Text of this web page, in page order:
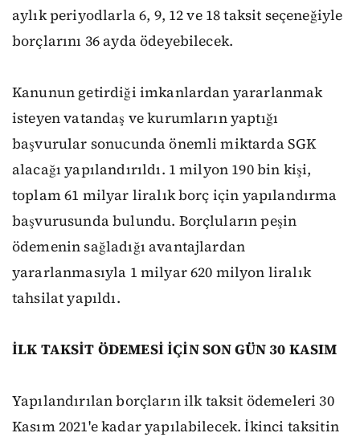
aylık periyodlarla 6, 9, 12 ve 18 taksit seçeneğiyle
borçlarını 36 ayda ödeyebilecek.
Kanunun getirdiği imkanlardan yararlanmak
isteyen vatandaş ve kurumların yaptığı
başvurular sonucunda önemli miktarda SGK
alacağı yapılandırıldı. 1 milyon 190 bin kişi,
toplam 61 milyar liralık borç için yapılandırma
başvurusunda bulundu. Borçluların peşin
ödemenin sağladığı avantajlardan
yararlanmasıyla 1 milyar 620 milyon liralık
tahsilat yapıldı.
İLK TAKSİT ÖDEMESİ İÇİN SON GÜN 30 KASIM
Yapılandırılan borçların ilk taksit ödemeleri 30
Kasım 2021'e kadar yapılabilecek. İkinci taksitin